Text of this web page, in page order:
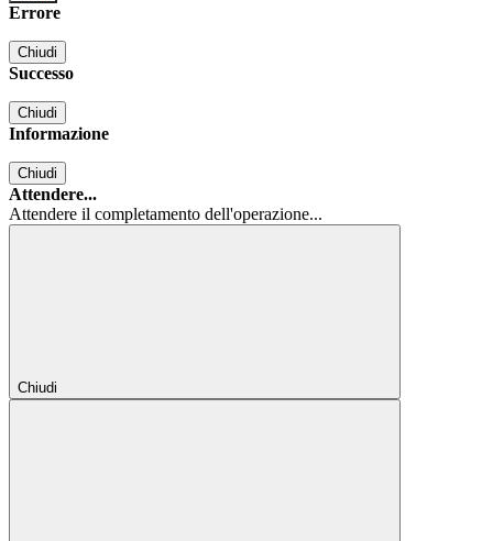
Errore
Chiudi
Successo
Chiudi
Informazione
Chiudi
Attendere...
Attendere il completamento dell'operazione...
Chiudi